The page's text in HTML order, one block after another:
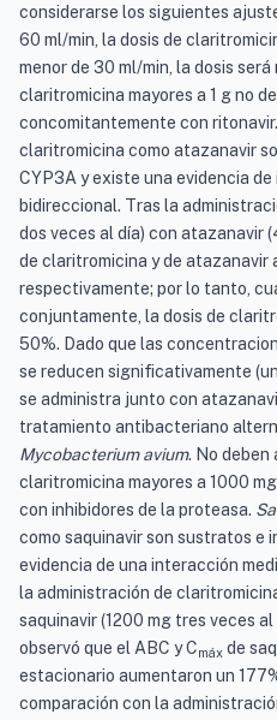
considerarse los siguientes
60 ml/min, la dosis de
menor de 30 ml/min, la dosis
claritromicina mayores a 1 g no
concomitantemente con ritonavir.
claritromicina como atazanavir
CYP3A y existe una evidencia
bidireccional. Tras la
dos veces al día) con atazanavir
de claritromicina y de atazanavir
respectivamente; por lo tanto,
conjuntamente, la dosis de
50%. Dado que las
se reducen significativamente
se administra junto con
tratamiento antibacteriano
Mycobacterium avium. No deben
claritromicina mayores a 1000
con inhibidores de la proteasa.
como saquinavir son sustratos e
evidencia de una interacción
la administración de
saquinavir (1200 mg tres veces
observó que el ABC y Cmáx de
estacionario aumentaron un
comparación con la